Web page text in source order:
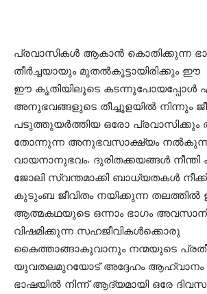
പ്രവാസികൾ ആകാൻ കൊതിക്കുന്ന
തീർച്ചയായും മുതൽകൂട്ടായിരിക്കും
ഈ കൃതിയിലൂടെ കടന്നുപോയപ്പോൾ
അനുഭവങ്ങളുടെ തീച്ചൂളയിൽ നിന്നും
പടുത്തുയർത്തിയ ഒരോ പ്രവാസിക്കും
തോന്നുന്ന അനുഭവസാക്ഷ്യം
വായനാനുഭവം. ദുരിതക്കയങ്ങൾ
ജോലി സ്വന്തമാക്കി ബാധ്യതകൾ
കുടുംബ ജീവിതം നയിക്കുന്ന
ആത്മകഥയുടെ ഒന്നാം ഭാഗം
വിഷമിക്കുന്ന സഹജീവികൾക്കൊരു
കൈത്താങ്ങാകുവാനും നന്മയുടെ
യുവതലമുറയോട് അദ്ദേഹം
ഭാഷയിൽ നിന്ന് ആദ്യമായി ഒരേ